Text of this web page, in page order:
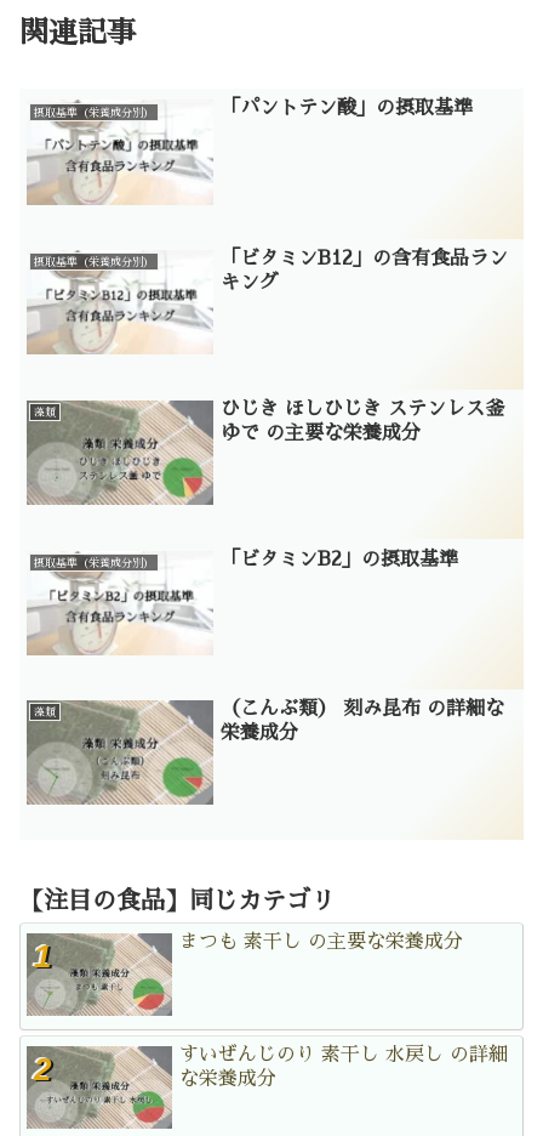
関連記事
摂取基準（栄養成分別） 「パントテン酸」の摂取基準
摂取基準（栄養成分別）
「ビタミンB12」の含有食品ラン
キング
藻類
ひじき ほしひじき ステンレス釜
ゆで の主要な栄養成分
摂取基準（栄養成分別） 「ビタミンB2」の摂取基準
藻類
（こんぶ類） 刻み昆布 の詳細な
栄養成分
【注目の食品】同じカテゴリ
まつも 素干し の主要な栄養成分
すいぜんじのり 素干し 水戻し の詳細
な栄養成分